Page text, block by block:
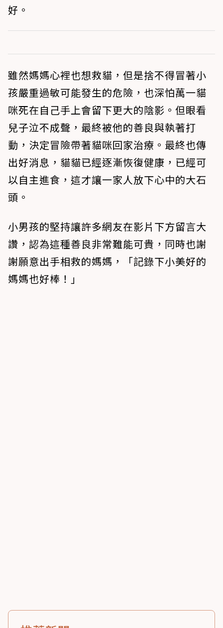
好。
雖然媽媽心裡也想救貓，但是捨不得冒著小
孩嚴重過敏可能發生的危險，也深怕萬一貓
咪死在自己手上會留下更大的陰影。但眼看
兒子泣不成聲，最終被他的善良與執著打
動，決定冒險帶著貓咪回家治療。最終也傳
出好消息，貓貓已經逐漸恢復健康，已經可
以自主進食，這才讓一家人放下心中的大石
頭。
小男孩的堅持讓許多網友在影片下方留言大
讚，認為這種善良非常難能可貴，同時也謝
謝願意出手相救的媽媽，「記錄下小美好的
媽媽也好棒！」